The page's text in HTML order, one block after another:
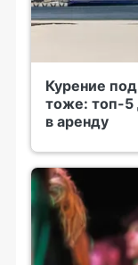
Курение
тоже: топ-5
в аренду